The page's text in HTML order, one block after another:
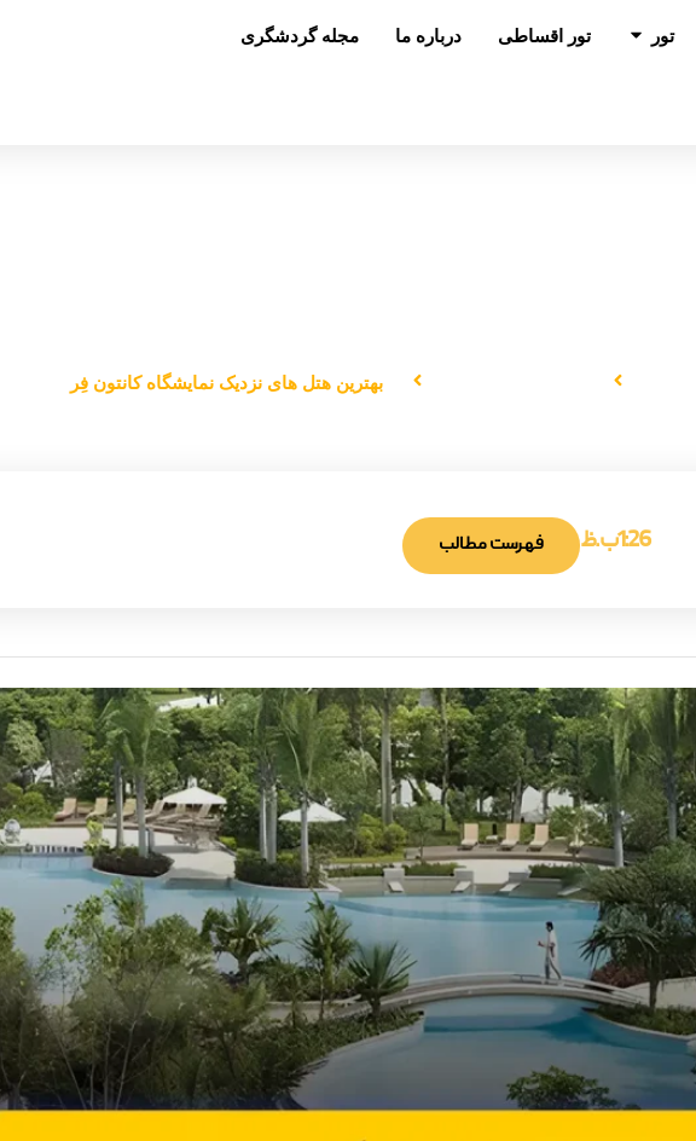
تور باز کردن در تور
تور اقساطی درباره ما
مجله گردشگری
بهترین هتل‌ های نزدیک نمایشگاه کانتون فِر
1:26 ب.ظ فهرست مطالب